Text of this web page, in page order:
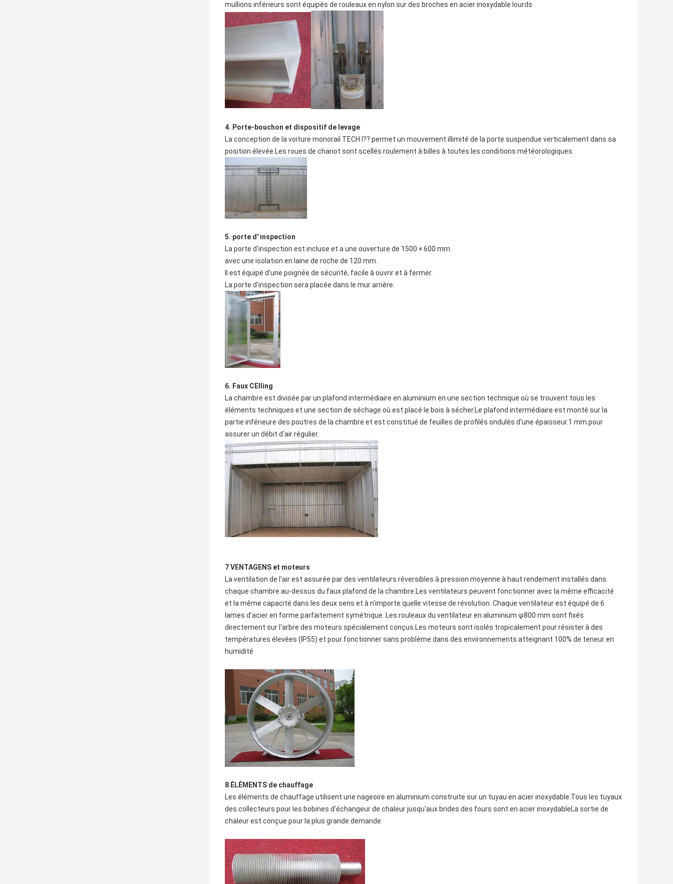
mullions inférieurs sont équipés de rouleaux en nylon sur des broches en acier inoxydable lourds
4. Porte-bouchon et dispositif de levage
La conception de la voiture monorail TECH I?? permet un mouvement illimité de la porte suspendue verticalement dans sa
position élevée.Les roues de chariot sont scellés roulement à billes à toutes les conditions météorologiques.
5. porte d' inspection
La porte d'inspection est incluse et a une ouverture de 1500 × 600 mm.
avec une isolation en laine de roche de 120 mm.
Il est équipé d'une poignée de sécurité, facile à ouvrir et à fermer.
La porte d'inspection sera placée dans le mur arrière.
6. Faux CE Iling
La chambre est divisée par un plafond intermédiaire en aluminium en une section technique où se trouvent tous les
éléments techniques et une section de séchage où est placé le bois à sécher.Le plafond intermédiaire est monté sur la
partie inférieure des poutres de la chambre et est constitué de feuilles de profilés ondulés d'une épaisseur.1 mm pour
assurer un débit d'air régulier.
7 VENTAGENS et moteurs
La ventilation de l'air est assurée par des ventilateurs réversibles à pression moyenne à haut rendement installés dans
chaque chambre au-dessus du faux plafond de la chambre.Les ventilateurs peuvent fonctionner avec la même efficacité
et la même capacité dans les deux sens et à n'importe quelle vitesse de révolution. Chaque ventilateur est équipé de 6
lames d'acier en forme parfaitement symétrique. Les rouleaux du ventilateur en aluminium φ800 mm sont fixés
directement sur l'arbre des moteurs spécialement conçus.Les moteurs sont isolés tropicalement pour résister à des
températures élevées (IP55) et pour fonctionner sans problème dans des environnements atteignant 100% de teneur en
humidité
8 ÉLÉMENTS de chauffage
Les éléments de chauffage utilisent une nageoire en aluminium construite sur un tuyau en acier inoxydable.Tous les tuyaux
des collecteurs pour les bobines d'échangeur de chaleur jusqu'aux brides des fours sont en acier inoxydableLa sortie de
chaleur est conçue pour la plus grande demande.